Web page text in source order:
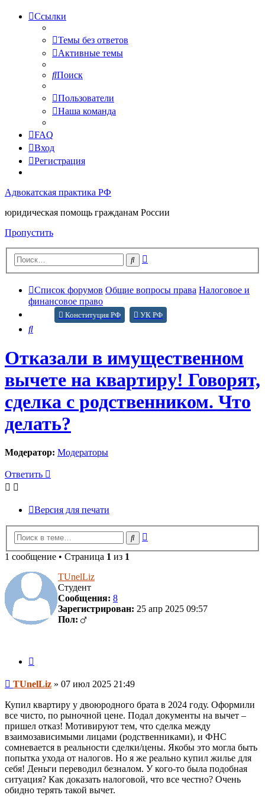
Ссылки
Темы без ответов
Активные темы
Поиск
Пользователи
Наша команда
FAQ
Вход
Регистрация
Адвокатская практика РФ
юридическая помощь гражданам России
Пропустить
Поиск
Список форумов Общие вопросы права Налоговое и
финансовое право
Конституция РФ УК РФ
Поиск
Отказали в имущественном
вычете на квартиру! Говорят,
сделка с родственником. Что
делать?
Модератор: Модераторы
Ответить
Версия для печати
Поиск
1 сообщение • Страница 1 из 1
TUnelLiz
Студент
Сообщения: 8
Зарегистрирован: 25 апр 2025 09:57
Пол:
Сообщение
TUnelLiz » 07 июл 2025 21:49
Купил квартиру у двоюродного брата в 2024 году. Оформили
все чисто, по рыночной цене. Подал документы на вычет –
пришел отказ! Мотивируют тем, что сделка между
взаимозависимыми лицами (родственниками), и ФНС
сомневается в реальности сделки/цены. Якобы это могла быть
попытка ухода от налогов. Но я же реально купил жилье для
себя! Деньги переводил безналом. У кого-то была подобная
ситуация? Как доказать налоговой, что все честно? Очень
обидно терять такой вычет.